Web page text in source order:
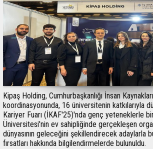
Kipaş Holding, Cumhurbaşkanlığı İnsan
koordinasyonunda, 16 üniversitenin katkılarıyla
Kariyer Fuarı (İKAF'25)'nda genç yeteneklerle
Üniversitesi'nin ev sahipliğinde gerçekleşen
dünyasının geleceğini şekillendirecek adaylarla
fırsatları hakkında bilgilendirmelerde bulunuldu.